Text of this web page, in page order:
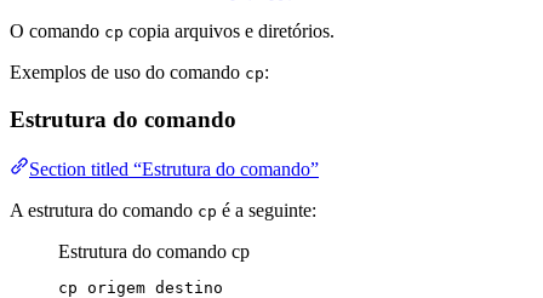
O comando cp copia arquivos e diretórios.
Exemplos de uso do comando cp:
Estrutura do comando
Section titled “Estrutura do comando”
A estrutura do comando cp é a seguinte:
Estrutura do comando cp
cp origem destino